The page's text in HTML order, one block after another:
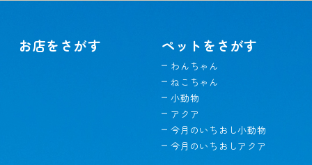
お店をさがす ペットをさがす
わんちゃん
ねこちゃん
小動物
アクア
今月のいちおし小動物
今月のいちおしアクア